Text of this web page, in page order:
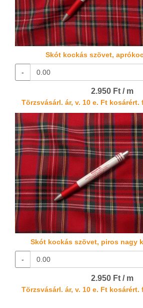
Skót kockás szövet,
-
2.950 Ft / m
Törzsvásárl. ár, v. 10 e. Ft kosárért.
Skót kockás szövet, piros nagy
-
2.950 Ft / m
Törzsvásárl. ár, v. 10 e. Ft kosárért.